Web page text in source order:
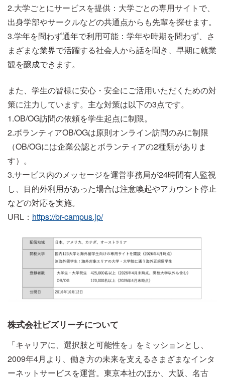
2.大学ごとにサービスを提供：大学ごとの専用サイトで、
出身学部やサークルなどの共通点からも先輩を探せます。
3.学年を問わず通年で利用可能：学年や時期を問わず、さ
まざまな業界で活躍する社会人から話を聞き、早期に就業
観を醸成できます。
また、学生の皆様に安心・安全にご活用いただくための対
策に注力しています。主な対策は以下の3点です。
1.OB/OG訪問の依頼を学生起点に制限。
2.ボランティアOB/OGは原則オンライン訪問のみに制限
（OB/OGには企業公認とボランティアの2種類がありま
す）。
3.サービス内のメッセージを運営事務局が24時間有人監視
し、目的外利用があった場合は注意喚起やアカウント停止
などの対応を実施。
URL： https://br-campus.jp/
株式会社ビズリーチについて
「キャリアに、選択肢と可能性を」をミッションとし、
2009年4月より、働き方の未来を支えるさまざまなインタ
ーネットサービスを運営。東京本社のほか、大阪、名古